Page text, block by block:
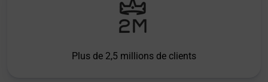
Plus de 2,5 millions de clients